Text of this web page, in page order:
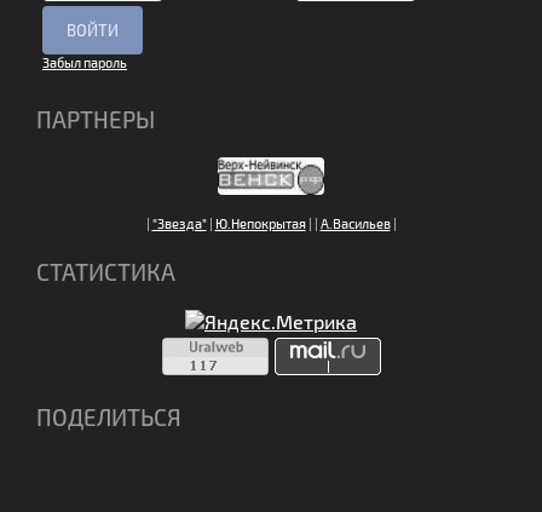
Забыл пароль
ПАРТНЕРЫ
| "Звезда"| Ю.Непокрытая| | А.Васильев|
СТАТИСТИКА
ПОДЕЛИТЬСЯ